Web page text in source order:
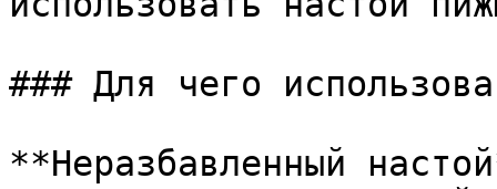
### Для чего
**Неразбавленный